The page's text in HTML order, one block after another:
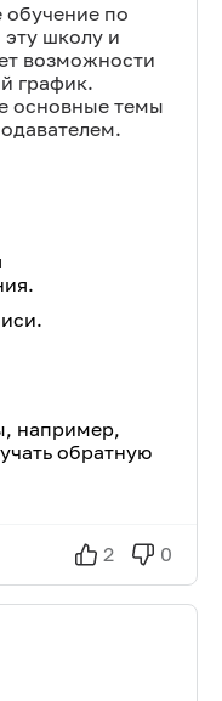
по
школу и
возможности
график.
основные темы
например,
обратную
2 0